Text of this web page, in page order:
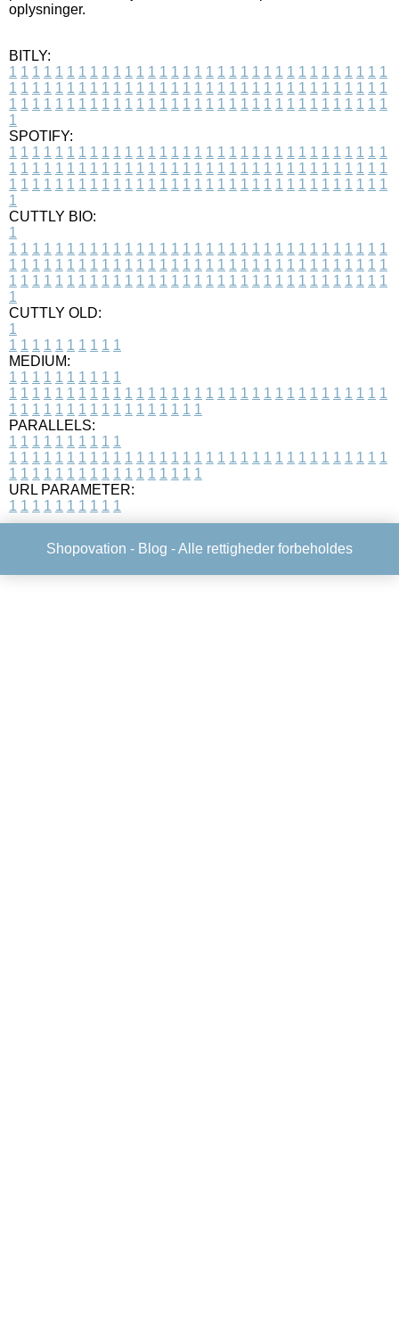
oplysninger.
BITLY:
1 1 1 1 1 1 1 1 1 1 1 1 1 1 1 1 1 1 1 1 1 1 1 1 1 1 1 1 1 1 1 1 1
1 1 1 1 1 1 1 1 1 1 1 1 1 1 1 1 1 1 1 1 1 1 1 1 1 1 1 1 1 1 1 1 1
1 1 1 1 1 1 1 1 1 1 1 1 1 1 1 1 1 1 1 1 1 1 1 1 1 1 1 1 1 1 1 1 1
1
SPOTIFY:
1 1 1 1 1 1 1 1 1 1 1 1 1 1 1 1 1 1 1 1 1 1 1 1 1 1 1 1 1 1 1 1 1
1 1 1 1 1 1 1 1 1 1 1 1 1 1 1 1 1 1 1 1 1 1 1 1 1 1 1 1 1 1 1 1 1
1 1 1 1 1 1 1 1 1 1 1 1 1 1 1 1 1 1 1 1 1 1 1 1 1 1 1 1 1 1 1 1 1
1
CUTTLY BIO:
1
1 1 1 1 1 1 1 1 1 1 1 1 1 1 1 1 1 1 1 1 1 1 1 1 1 1 1 1 1 1 1 1 1
1 1 1 1 1 1 1 1 1 1 1 1 1 1 1 1 1 1 1 1 1 1 1 1 1 1 1 1 1 1 1 1 1
1 1 1 1 1 1 1 1 1 1 1 1 1 1 1 1 1 1 1 1 1 1 1 1 1 1 1 1 1 1 1 1 1
1
CUTTLY OLD:
1
1 1 1 1 1 1 1 1 1 1
MEDIUM:
1 1 1 1 1 1 1 1 1 1
1 1 1 1 1 1 1 1 1 1 1 1 1 1 1 1 1 1 1 1 1 1 1 1 1 1 1 1 1 1 1 1 1
1 1 1 1 1 1 1 1 1 1 1 1 1 1 1 1 1
PARALLELS:
1 1 1 1 1 1 1 1 1 1
1 1 1 1 1 1 1 1 1 1 1 1 1 1 1 1 1 1 1 1 1 1 1 1 1 1 1 1 1 1 1 1 1
1 1 1 1 1 1 1 1 1 1 1 1 1 1 1 1 1
URL PARAMETER:
1 1 1 1 1 1 1 1 1 1
Shopovation - Blog - Alle rettigheder forbeholdes